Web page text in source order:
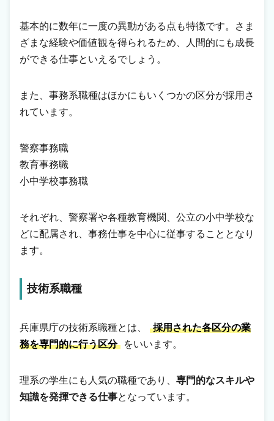
基本的に数年に一度の異動がある点も特徴です。さま
ざまな経験や価値観を得られるため、人間的にも成長
ができる仕事といえるでしょう。
また、事務系職種はほかにもいくつかの区分が採用さ
れています。
警察事務職
教育事務職
小中学校事務職
それぞれ、警察署や各種教育機関、公立の小中学校な
どに配属され、事務仕事を中心に従事することとなり
ます。
技術系職種
兵庫県庁の技術系職種とは、
採用された各区分の業
務を専門的に行う区分
をいいます。
理系の学生にも人気の職種であり、 専門的なスキルや
知識を発揮できる仕事となっています。